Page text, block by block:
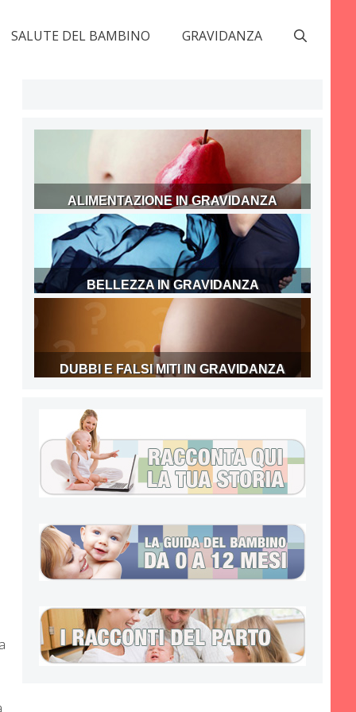
SALUTE DEL BAMBINO GRAVIDANZA
ALIMENTAZIONE IN GRAVIDANZA
BELLEZZA IN GRAVIDANZA
DUBBI E FALSI MITI IN GRAVIDANZA